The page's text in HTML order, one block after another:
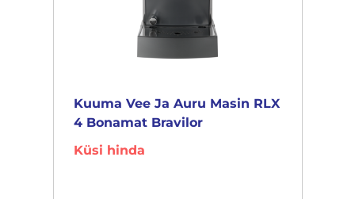
Kuuma Vee Ja Auru Masin RLX
4 Bonamat Bravilor
Küsi hinda